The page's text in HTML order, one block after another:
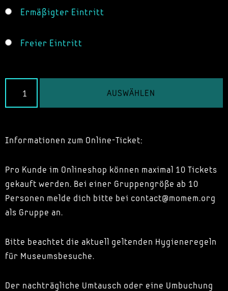
Ermäßigter Eintritt
Freier Eintritt
AUSWÄHLEN
Informationen zum Online-Ticket:
Pro Kunde im Onlineshop können maximal 10 Tickets
gekauft werden. Bei einer Gruppengröße ab 10
Personen melde dich bitte bei contact@momem.org
als Gruppe an.
Bitte beachtet die aktuell geltenden Hygieneregeln
für Museumsbesuche.
Der nachträgliche Umtausch oder eine Umbuchung